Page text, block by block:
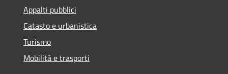
Appalti pubblici
Catasto e urbanistica
Turismo
Mobilità e trasporti